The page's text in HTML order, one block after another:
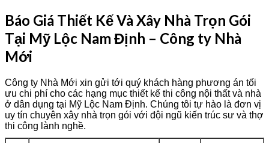
Báo Giá Thiết Kế Và Xây Nhà Trọn Gói
Tại Mỹ Lộc Nam Định – Công ty Nhà
Mới
Công ty Nhà Mới xin gửi tới quý khách hàng phương án tối
ưu chi phí cho các hạng mục thiết kế thi công nội thất và nhà
ở dân dụng tại Mỹ Lộc Nam Định. Chúng tôi tự hào là đơn vị
uy tín chuyên xây nhà trọn gói với đội ngũ kiến trúc sư và thợ
thi công lành nghề.